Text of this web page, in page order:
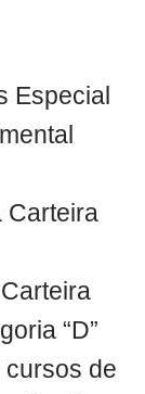
Especial
Carteira
“D”
cursos de